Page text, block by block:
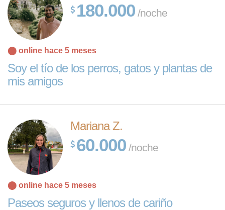
180.000 /noche
⬤ online hace 5 meses
Soy el tío de los perros, gatos y plantas de
mis amigos
Mariana Z.
60.000 /noche
⬤ online hace 5 meses
Paseos seguros y llenos de cariño